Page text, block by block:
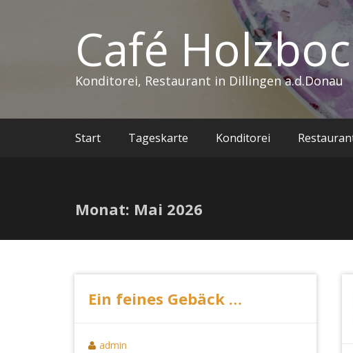
Café
Konditorei, Restaurant in Dillingen a.d.Donau
Start Tageskarte Konditorei
Monat: Mai 2026
Ein feines Gebäck …
admin